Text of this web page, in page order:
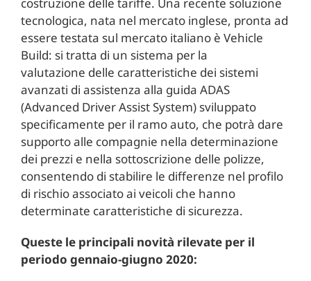
tecnologica, nata nel mercato inglese, pronta ad
essere testata sul mercato italiano è Vehicle
Build: si tratta di un sistema per la
valutazione delle caratteristiche dei sistemi
avanzati di assistenza alla guida ADAS
(Advanced Driver Assist System) sviluppato
specificamente per il ramo auto, che potrà dare
supporto alle compagnie nella determinazione
dei prezzi e nella sottoscrizione delle polizze,
consentendo di stabilire le differenze nel profilo
di rischio associato ai veicoli che hanno
determinate caratteristiche di sicurezza.
Queste le principali novità rilevate per il
periodo gennaio-giugno 2020: